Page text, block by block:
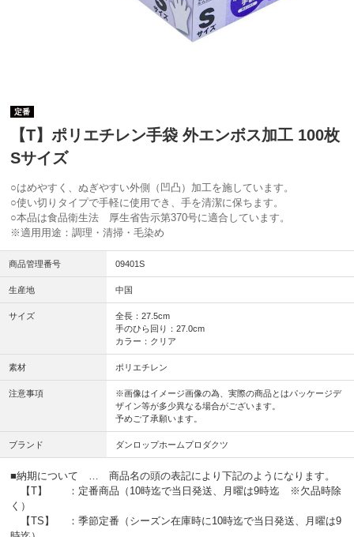
定番
【T】ポリエチレン手袋 外エンボス加工 100枚
Sサイズ
○はめやすく、ぬぎやすい外側（凹凸）加工を施しています。
○使い切りタイプで手軽に使用でき、手を清潔に保ちます。
○本品は食品衛生法 厚生省告示第370号に適合しています。
※適用用途：調理・清掃・毛染め
商品管理番号 09401S
生産地 中国
サイズ
全長：27.5cm
手のひら回り：27.0cm
カラー：クリア
素材 ポリエチレン
注意事項
※画像はイメージ画像の為、実際の商品とはパッケージデ
ザイン等が多少異なる場合がございます。
予めご了承願います。
ブランド ダンロップホームプロダクツ
■納期について … 商品名の頭の表記により下記のようになります。
【T】 ：定番商品（10時迄で当日発送、月曜は9時迄 ※欠品時除
く）
【TS】 ：季節定番（シーズン在庫時に10時迄で当日発送、月曜は9